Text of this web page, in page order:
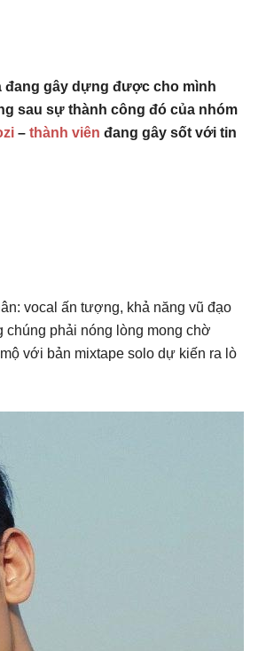
đang gây dựng được cho mình
sau sự thành công đó của nhóm
– thành viên đang gây sốt với tin
vocal ấn tượng, khả năng vũ đạo
chúng phải nóng lòng mong chờ
với bản mixtape solo dự kiến ra lò